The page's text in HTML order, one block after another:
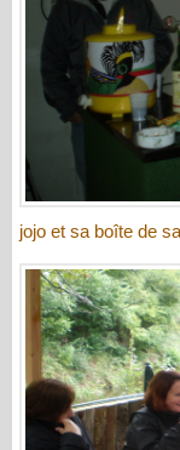
jojo et sa boîte de